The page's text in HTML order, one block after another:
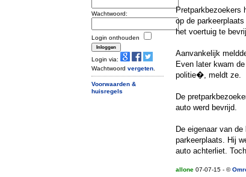
Wachtwoord:
Login onthouden
Login via:
Wachtwoord vergeten
Voorwaarden &
huisregels
Pretparkbezoekers
op de
het voertuig te
Aanvankelijk
Even later kwam
politie�, meldt ze.
De
auto werd bevrijd.
De eigenaar van
parkeerplaats. Hij
auto achterliet.
allone 07-07-15 - ©